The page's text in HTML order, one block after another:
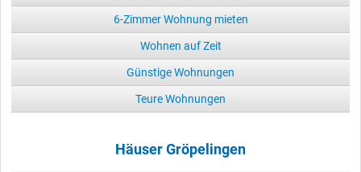
6-Zimmer Wohnung mieten
Wohnen auf Zeit
Günstige Wohnungen
Teure Wohnungen
Häuser Gröpelingen